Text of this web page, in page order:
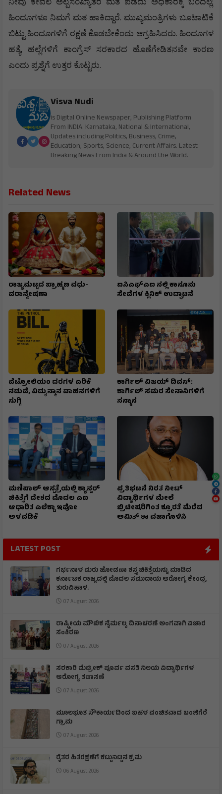
;
ಹಿಂದೂಗಳೂ ನಿಮಗೆ ಮತ ಹಾಕಿದ್ದಾರೆ. ಮುಖ್ಯಮಂತ್ರಿಗಳು ಬೂಟಾಟಿಕೆ
ಬಿಟ್ಟು ಹಿಂದೂಗಳಿಗೆ ರಕ್ಷಣೆ ಕೊಡಬೇಕೆಂದು ಆಗ್ರಹಿಸಿದರು. ಹಿಂದೂಗಳ
ಹತ್ಯೆ, ಹಲ್ಲೆಗಳಿಗೆ ಕಾಂಗ್ರೆಸ್ ಸರಕಾರದ ಹೊಣೆಗೇಡಿತನವೇ
ಕಾರಣ
ಎಂದು ಪ್ರಶ್ನೆಗೆ ಉತ್ತರ ಕೊಟ್ಟರು.
Visva Nudi
is Digital Online Newspaper, Publishing Platform
From INDIA. Karnataka, National & International,
Updates including Politics, Business, Crime,
Education, Sports, Science, Current Affairs. Latest
Breaking News From India & Around the World.
Related News
ರಾಜ್ಯಮಟ್ಟದ ಬ್ರಾಹ್ಮಣ ವಧು-
ವರಾನ್ವೇಷಣಾ
ಐಸಿಎಫ್ಎಐ ನಲ್ಲಿ ಕಾನೂನು
ಸೇವೆಗಳ ಕ್ಲಿನಿಕ್ ಉದ್ಘಾಟನೆ
ಪೆಟ್ರೋಲಿಯಂ ದರಗಳ ಏರಿಕೆ
ನಡುವೆ, ವಿದ್ಯುನ್ಮಾನ ವಾಹನಗಳಿಗೆ
ಸುಗ್ಗಿ
ಕಾರ್ಗಿಲ್ ವಿಜಯ್ ದಿವಸ್:
ಕಾರ್ಗಿಲ್ ಸಮರ ಸೇನಾನಿಗಳಿಗೆ
ಸನ್ಮಾನ
ಮಣಿಪಾಲ್ ಆಸ್ಪತ್ರೆಯಲ್ಲಿ ಕ್ಯಾನ್ಸರ್
ಚಿಕಿತ್ಸೆಗೆ ದೇಶದ ಮೊದಲ ಎಐ
ಆಧಾರಿತ ಎಲೆಕ್ಟಾ ಇವೋ
ಅಳವಡಿಕೆ
ಪ್ರತಿಭಟನೆ ನಿರತ ನೀಟ್
ವಿದ್ಯಾರ್ಥಿಗಳ ಮೇಲೆ
ಬ್ರಿಟೀಷರಿಗಿಂತ ಕ್ರೂರತೆ ಮೆರೆದ
ಅಮಿತ್ ಶಾ ವಜಾಗೊಳಿಸಿ
LATEST POST
ಗರ್ಭನಾಳ ಮರು ಜೋಡಣಾ ಶಸ್ತ್ರ ಚಿಕಿತ್ಸೆಯನ್ನು ಮಾಡಿದ
ಕರ್ನಾಟಕ ರಾಜ್ಯದಲ್ಲಿ ಮೊದಲ ಸಮುದಾಯ ಆರೋಗ್ಯ ಕೇಂದ್ರ
ತುರುವಿಹಾಳ.
07 August 2026
ರಾಷ್ಟ್ರೀಯ ಮೌಖಿಕ ನೈರ್ಮಲ್ಯ ದಿನಾಚರಣೆ ಅಂಗವಾಗಿ ವಿಚಾರ
ಸಂಕಿರಣ
07 August 2026
ಸರಕಾರಿ ಮೆಟ್ರೀಕ್ ಪೂರ್ವ ವಸತಿ ನಿಲಯ ವಿದ್ಯಾರ್ಥಿಗಳ
ಆರೋಗ್ಯ ತಪಾಸಣೆ
07 August 2026
ಮೂಲಭೂತ ಸೌಕಾರ್ಯದಿಂದ ಬಹಳ ವಂಚಿತವಾದ ಬಂಜಿಗೆರೆ
ಗ್ರಾಮ
07 August 2026
ರೈತರ ಹಿತರಕ್ಷಣೆಗೆ ಕಟ್ಟುನಿಟ್ಟಿನ ಕ್ರಮ
06 August 2026